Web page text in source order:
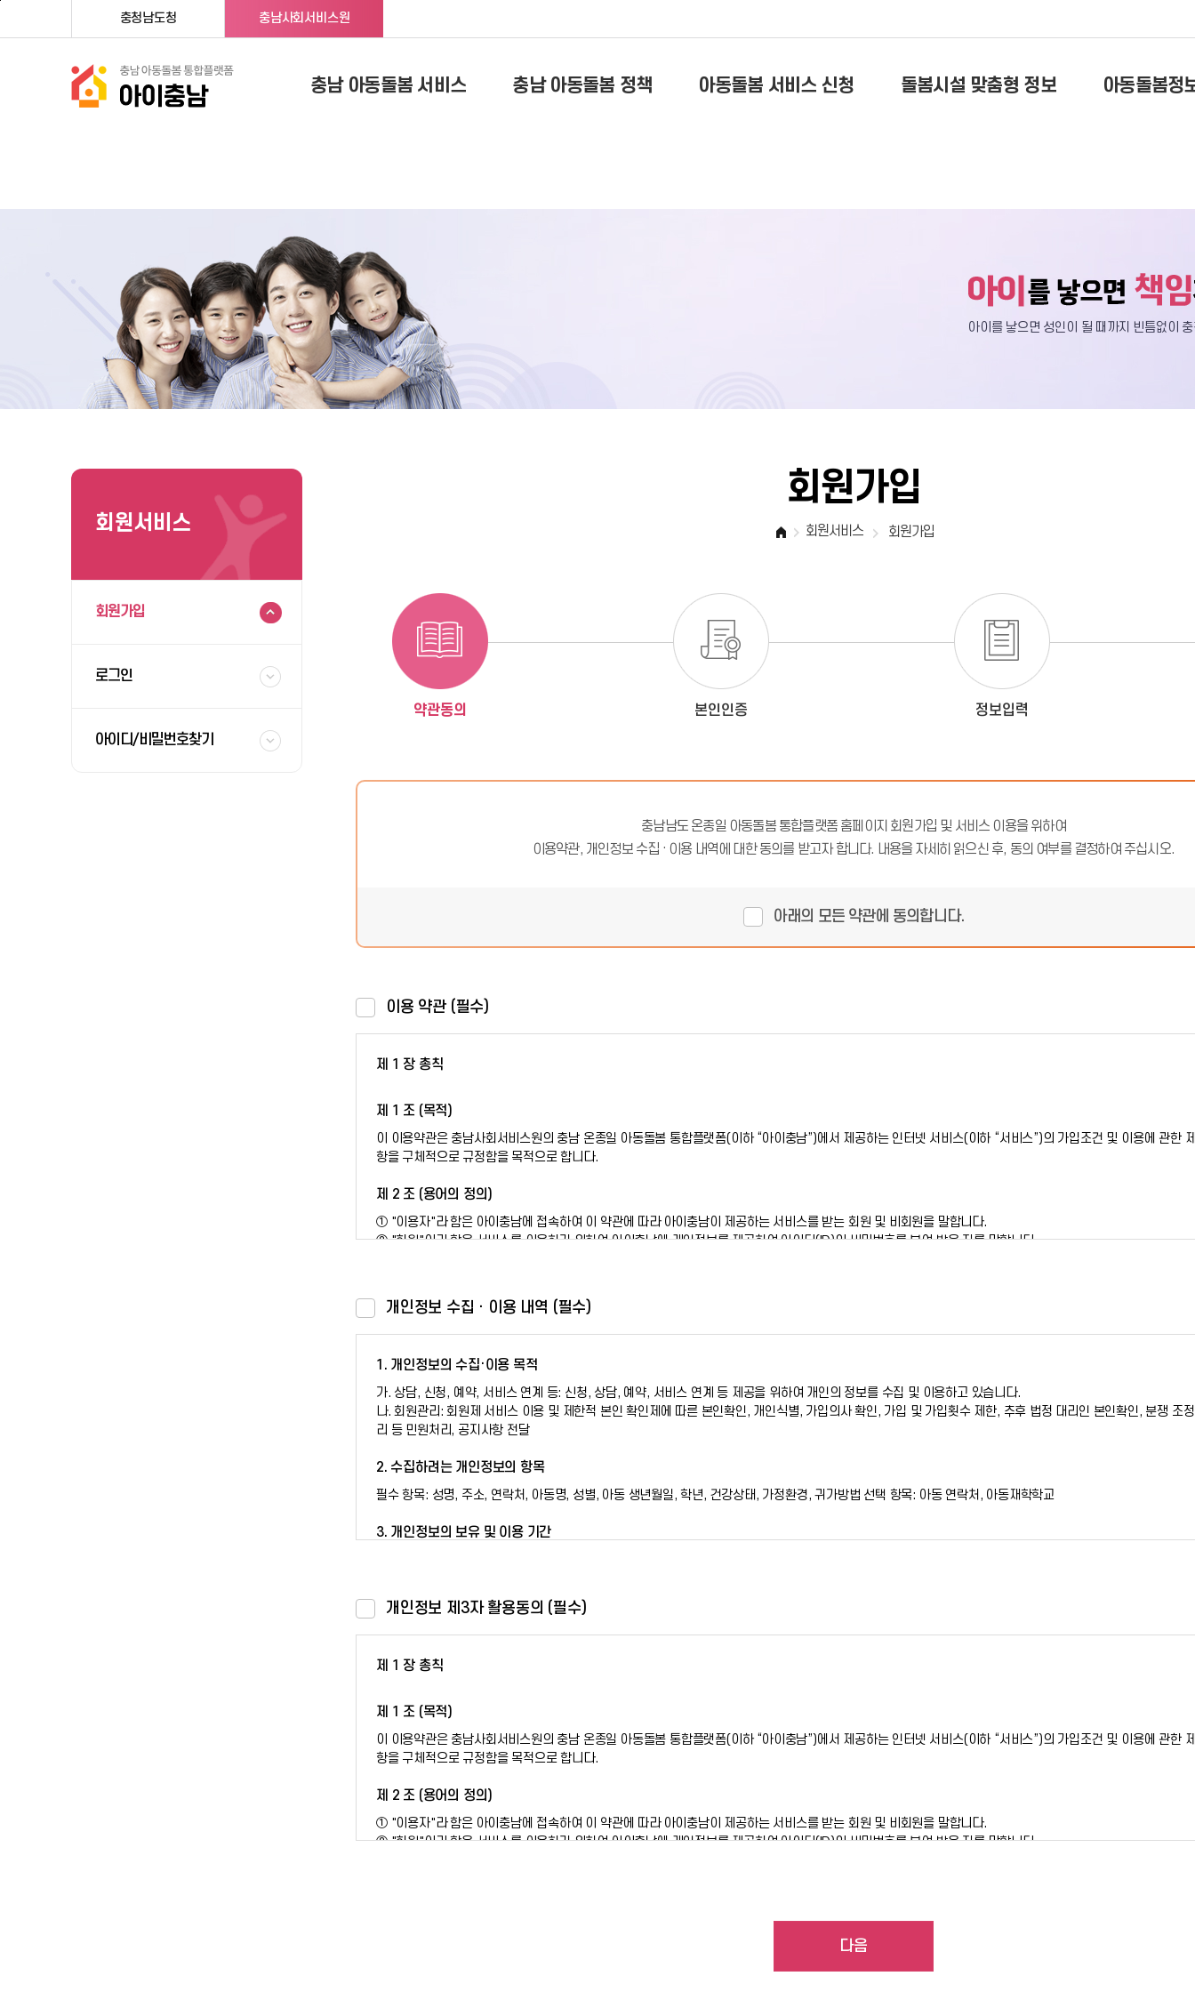
충청남도청 충남사회서비스원
충남 아동돌봄 서비스 충남 아동돌봄 정책 아동돌봄 서비스 신청 돌봄시설 맞춤형 정보 아동돌봄정
아이를 낳으면 성인이 될 때까지 빈틈없이
회원가입
회원서비스 회원가입
회원서비스
회원가입
로그인
아이디/비밀번호찾기
약관동의 본인인증 정보입력
충남남도 온종일 아동돌봄 통합플랫폼 홈페이지 회원가입 및 서비스 이용을 위하여
이용약관, 개인정보 수집 · 이용 내역에 대한 동의를 받고자 합니다. 내용을 자세히 읽으신 후, 동의 여부를 결정하여 주십시오.
아래의 모든 약관에 동의합니다.
이용 약관 (필수)
제 1 장 총칙
제 1 조 (목적)
이 이용약관은 충남사회서비스원의 충남 온종일 아동돌봄 통합플랫폼(이하 “아이충남”)에서 제공하는 인터넷 서비스(이하 “서비스”)의 가입조건 및 이용에 관한
항을 구체적으로 규정함을 목적으로 합니다.
제 2 조 (용어의 정의)
① "이용자"라 함은 아이충남에 접속하여 이 약관에 따라 아이충남이 제공하는 서비스를 받는 회원 및 비회원을 말합니다.
② "회원"이라 함은 서비스를 이용하기 위하여 아이충남에 개인정보를 제공하여 아이디(ID)와 비밀번호를 부여 받은 자를 말합니다.
제 3 조 (이용약관의 효력 및 변경)
② 아이충남은 이 약관을 개정할 경우에 적용일자 및 개정사유를 명시하여 현행 약관과 함께 아이충남의 초기화면에 공지합니다.
은 전항과 같은 방법으로 효력이 발생합니다.
제 4 조(약관 외 준칙)
① 이 약관은 아이충남이 제공하는 서비스에 관한 이용안내와 함께 적용됩니다.
니다.
② 제1항의 승낙은 아이충남이 제공하는 아동돌봄 정보제공, 교육신청, 상담신청, 돌봄서비스 예약, 아이돌봄 본인부담금신청 등 서비스의 이용 승낙을 포함합니
제 6 조 (회원가입)
제 7 조 (개인정보의 보호 및 사용)
아이충남은 관계법령이 정하는 바에 따라 회원 등록정보를 포함한 회원의 개인정보를 보호하기 위해 노력합니다. 회원 개인정보의 보호 및 사용에 대해서는 관련
제 8 조 (이용 신청의 승낙과 제한)
① 아이충남은 제6조의 규정에 의한 이용신청고객에 대하여 서비스 이용을 승낙합니다.
개인정보 수집 · 이용 내역 (필수)
1. 개인정보의 수집·이용 목적
가. 상담, 신청, 예약, 서비스 연계 등: 신청, 상담, 예약, 서비스 연계 등 제공을 위하여 개인의 정보를 수집 및 이용하고 있습니다.
나. 회원관리: 회원제 서비스 이용 및 제한적 본인 확인제에 따른 본인확인, 개인식별, 가입의사 확인, 가입 및 가입횟수 제한, 추후 법정 대리인 본인확인, 분쟁 조
리 등 민원처리, 공지사항 전달
2. 수집하려는 개인정보의 항목
필수 항목: 성명, 주소, 연락처, 아동명, 성별, 아동 생년월일, 학년, 건강상태, 가정환경, 귀가방법 선택 항목: 아동 연락처, 아동재학학교
3. 개인정보의 보유 및 이용 기간
3. 개인정보의 보유 및 이용 기간
다만, 다른 법령에 따라 보존하여야 하는 경우에는 그러하지 않을 수 있습니다. 불필요하게 되었을 때에는 지체 없이 해당 개인정보를 파기합니다.
할 수 없습니다.
개인정보 제3자 활용동의 (필수)
제 1 장 총칙
제 1 조 (목적)
이 이용약관은 충남사회서비스원의 충남 온종일 아동돌봄 통합플랫폼(이하 “아이충남”)에서 제공하는 인터넷 서비스(이하 “서비스”)의 가입조건 및 이용에 관한
항을 구체적으로 규정함을 목적으로 합니다.
제 2 조 (용어의 정의)
① "이용자"라 함은 아이충남에 접속하여 이 약관에 따라 아이충남이 제공하는 서비스를 받는 회원 및 비회원을 말합니다.
② "회원"이라 함은 서비스를 이용하기 위하여 아이충남에 개인정보를 제공하여 아이디(ID)와 비밀번호를 부여 받은 자를 말합니다.
① 이 약관은 아이충남에 게시하거나 기타의 방법으로 회원에게 공지함으로써 효력이 발생합니다.
다음